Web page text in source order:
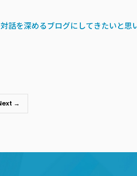
話を深めるブログにしてきたいと思
→